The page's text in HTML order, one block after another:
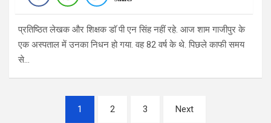
प्रतिष्ठित लेखक और शिक्षक डाॅ पी एन सिंह नहीं रहे. आज शाम गाजीपुर के
एक अस्पताल में उनका निधन हो गया. वह 82 वर्ष के थे. पिछले काफी समय
से…
1 2 3 Next